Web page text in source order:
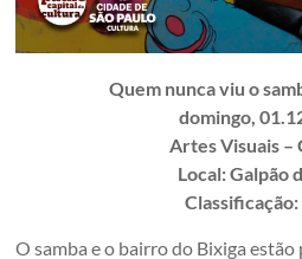
Quem nunca viu o
domingo,
Artes Visuais
Local: Galpão
O samba e o bairro do Bixiga